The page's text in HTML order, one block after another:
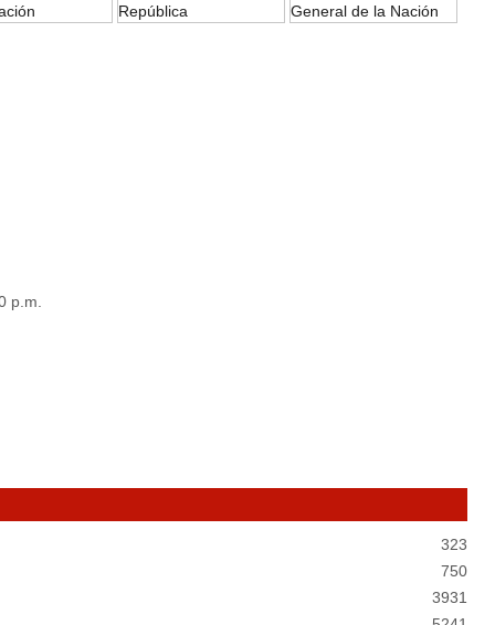
p.m.
323
750
3931